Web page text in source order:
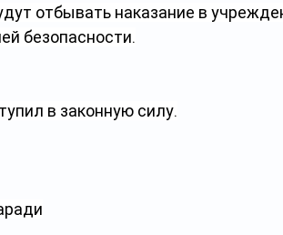
отбывать наказание в
безопасности.
в законную силу.